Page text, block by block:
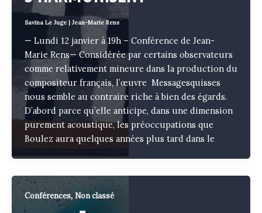
Savina Le Juge | Jean-Marie Rens
— Lundi 12 janvier à 19h – Conférence de Jean-
Marie Rens— Considérée par certains observateurs
comme relativement mineure dans la production du
compositeur français, l’œuvre Messagesquisses
nous semble au contraire riche à bien des égards.
D’abord parce qu’elle anticipe, dans une dimension
purement acoustique, les préoccupations que
Boulez aura quelques années plus tard dans le
Conférences, Non classé